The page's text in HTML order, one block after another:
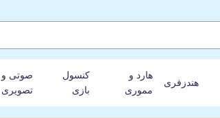
هندزفری
هارد و
مموری
کنسول
بازی
صوتی و
تصویری